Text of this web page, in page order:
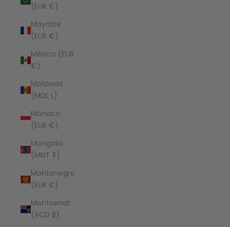
(EUR €)
Mayotte
(EUR €)
México (EUR
€)
Moldavia
(MDL L)
Mónaco
(EUR €)
Mongolia
(MNT ₮)
Montenegro
(EUR €)
Montserrat
(XCD $)